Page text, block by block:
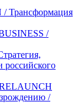
Трансформация
/
российского
/